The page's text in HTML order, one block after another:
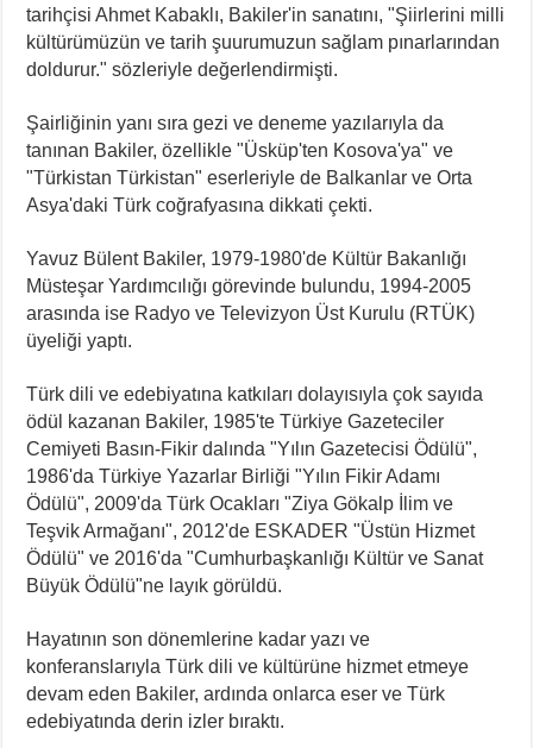
tarihçisi Ahmet Kabaklı, Bakiler'in sanatını, "Şiirlerini milli
kültürümüzün ve tarih şuurumuzun sağlam pınarlarından
doldurur." sözleriyle değerlendirmişti.
Şairliğinin yanı sıra gezi ve deneme yazılarıyla da
tanınan Bakiler, özellikle "Üsküp'ten Kosova'ya" ve
"Türkistan Türkistan" eserleriyle de Balkanlar ve Orta
Asya'daki Türk coğrafyasına dikkati çekti.
Yavuz Bülent Bakiler, 1979-1980'de Kültür Bakanlığı
Müsteşar Yardımcılığı görevinde bulundu, 1994-2005
arasında ise Radyo ve Televizyon Üst Kurulu (RTÜK)
üyeliği yaptı.
Türk dili ve edebiyatına katkıları dolayısıyla çok sayıda
ödül kazanan Bakiler, 1985'te Türkiye Gazeteciler
Cemiyeti Basın-Fikir dalında "Yılın Gazetecisi Ödülü",
1986'da Türkiye Yazarlar Birliği "Yılın Fikir Adamı
Ödülü", 2009'da Türk Ocakları "Ziya Gökalp İlim ve
Teşvik Armağanı", 2012'de ESKADER "Üstün Hizmet
Ödülü" ve 2016'da "Cumhurbaşkanlığı Kültür ve Sanat
Büyük Ödülü"ne layık görüldü.
Hayatının son dönemlerine kadar yazı ve
konferanslarıyla Türk dili ve kültürüne hizmet etmeye
devam eden Bakiler, ardında onlarca eser ve Türk
edebiyatında derin izler bıraktı.